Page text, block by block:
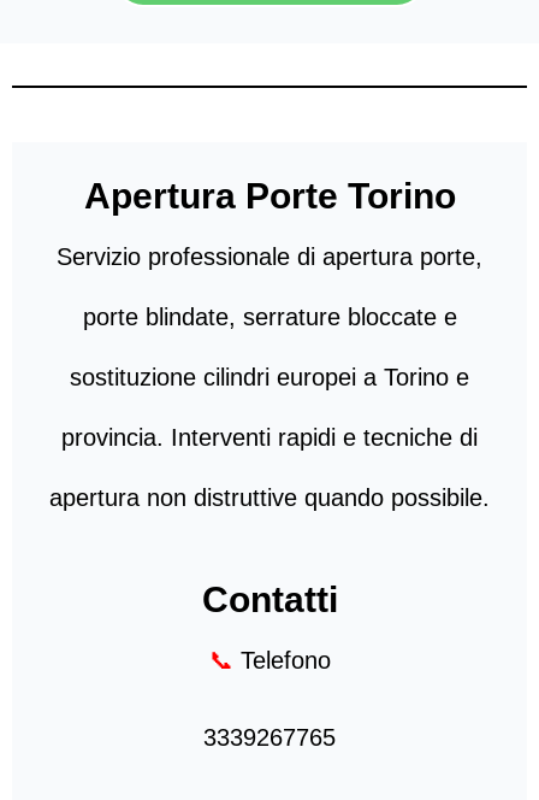
Apertura Porte Torino
Servizio professionale di apertura porte,
porte blindate, serrature bloccate e
sostituzione cilindri europei a Torino e
provincia. Interventi rapidi e tecniche di
apertura non distruttive quando possibile.
Contatti
📞 Telefono
3339267765